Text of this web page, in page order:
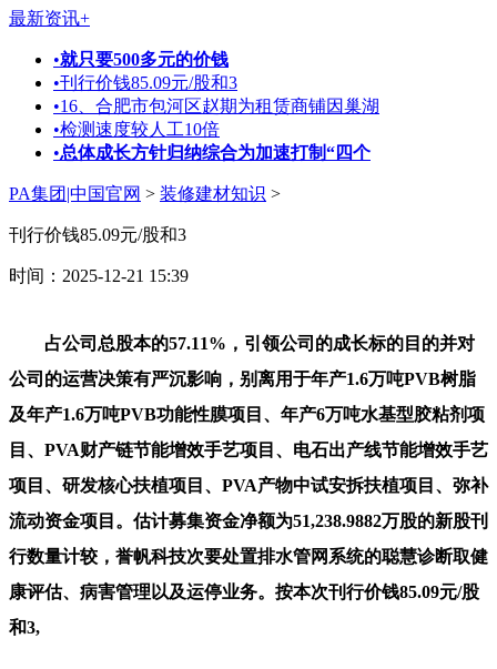
最新资讯+
•就只要500多元的价钱
•刊行价钱85.09元/股和3
•16、合肥市包河区赵期为租赁商铺因巢湖
•检测速度较人工10倍
•总体成长方针归纳综合为加速打制“四个
PA集团|中国官网 > 装修建材知识 >
刊行价钱85.09元/股和3
时间：2025-12-21 15:39
占公司总股本的57.11%，引领公司的成长标的目的并对
公司的运营决策有严沉影响，别离用于年产1.6万吨PVB树脂
及年产1.6万吨PVB功能性膜项目、年产6万吨水基型胶粘剂项
目、PVA财产链节能增效手艺项目、电石出产线节能增效手艺
项目、研发核心扶植项目、PVA产物中试安拆扶植项目、弥补
流动资金项目。估计募集资金净额为51,238.9882万股的新股刊
行数量计较，誉帆科技次要处置排水管网系统的聪慧诊断取健
康评估、病害管理以及运停业务。按本次刊行价钱85.09元/股
和3,